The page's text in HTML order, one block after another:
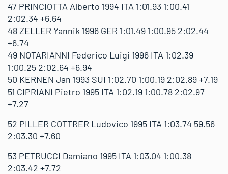
47 PRINCIOTTA Alberto 1994 ITA 1:01.93 1:00.41
2:02.34 +6.64
48 ZELLER Yannik 1996 GER 1:01.49 1:00.95 2:02.44
+6.74
49 NOTARIANNI Federico Luigi 1996 ITA 1:02.39
1:00.25 2:02.64 +6.94
50 KERNEN Jan 1993 SUI 1:02.70 1:00.19 2:02.89 +7.19
51 CIPRIANI Pietro 1995 ITA 1:02.19 1:00.78 2:02.97
+7.27
52 PILLER COTTRER Ludovico 1995 ITA 1:03.74 59.56
2:03.30 +7.60
53 PETRUCCI Damiano 1995 ITA 1:03.04 1:00.38
2:03.42 +7.72